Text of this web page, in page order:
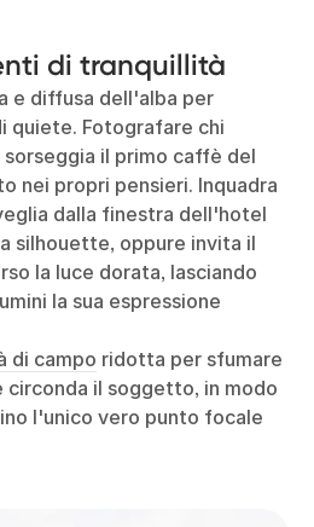
di tranquillità
e diffusa dell'alba per
quiete. Fotografare chi
il primo caffè del
nei propri pensieri. Inquadra
dalla finestra dell'hotel
silhouette, oppure invita il
la luce dorata, lasciando
la sua espressione
di campo ridotta per sfumare
il soggetto, in modo
l'unico vero punto focale